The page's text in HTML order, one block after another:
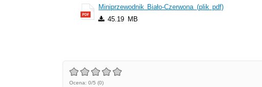
Miniprzewodnik Biało-Czerwona (plik pdf)
45.19 MB
Ocena: 0/5 (0)